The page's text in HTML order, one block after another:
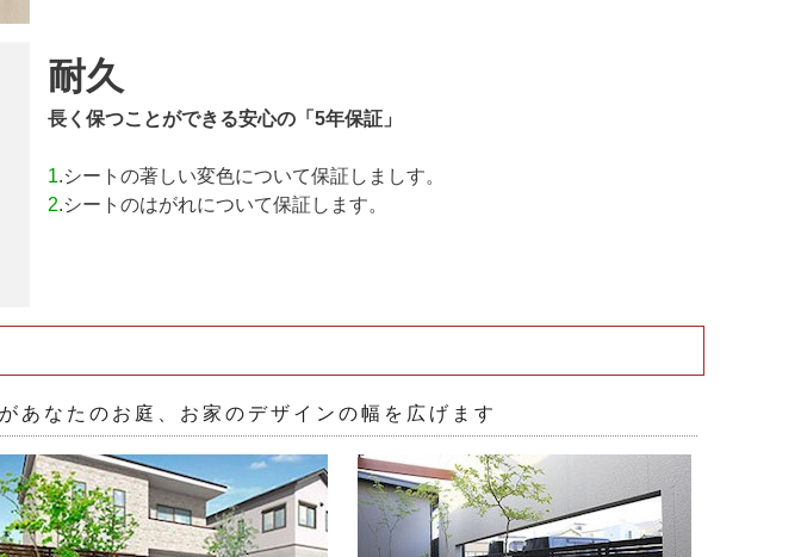
耐久
長く保つことができる安心の「5年保証」
1.シートの著しい変色について保証しましす。
2.シートのはがれについて保証します。
あなたのお庭、お家のデザインの幅を広げます